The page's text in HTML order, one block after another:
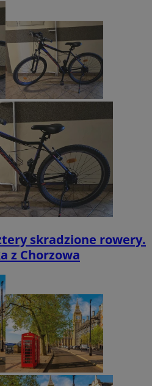
skradzione rowery.
z Chorzowa